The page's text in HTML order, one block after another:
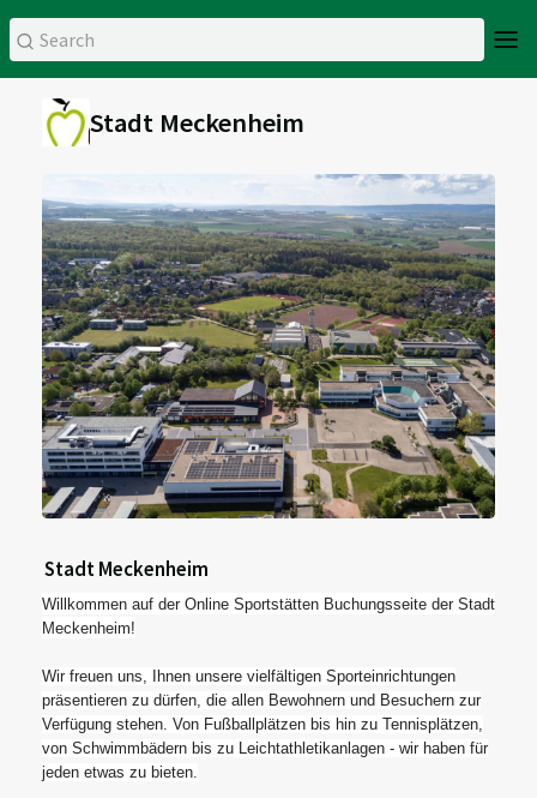
Stadt Meckenheim
Stadt Meckenheim
Willkommen auf der Online Sportstätten Buchungsseite der Stadt
Meckenheim!
Wir freuen uns, Ihnen unsere vielfältigen Sporteinrichtungen
präsentieren zu dürfen, die allen Bewohnern und Besuchern zur
Verfügung stehen. Von Fußballplätzen bis hin zu Tennisplätzen,
von Schwimmbädern bis zu Leichtathletikanlagen - wir haben für
jeden etwas zu bieten.